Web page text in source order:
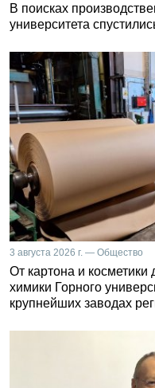
В поисках
университета
3 августа 2026 г. — Общество
От картона и
химики Горного
крупнейших заводах